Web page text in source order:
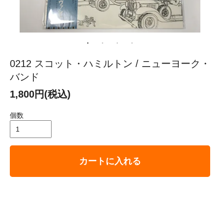
0212 スコット・ハミルトン / ニューヨーク・
バンド
1,800円(税込)
個数
カートに入れる